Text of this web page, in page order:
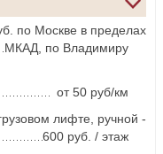
по Москве в пределах
МКАД, по Владимиру
от 50 руб/км
лифте, ручной -
600 руб. / этаж